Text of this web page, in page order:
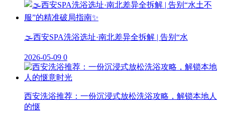
🌫️西安SPA洗浴选址·南北差异全拆解 | 告别“水
2026-05-09 0
西安洗浴推荐：一份沉浸式放松洗浴攻略，解锁本地人
的惬